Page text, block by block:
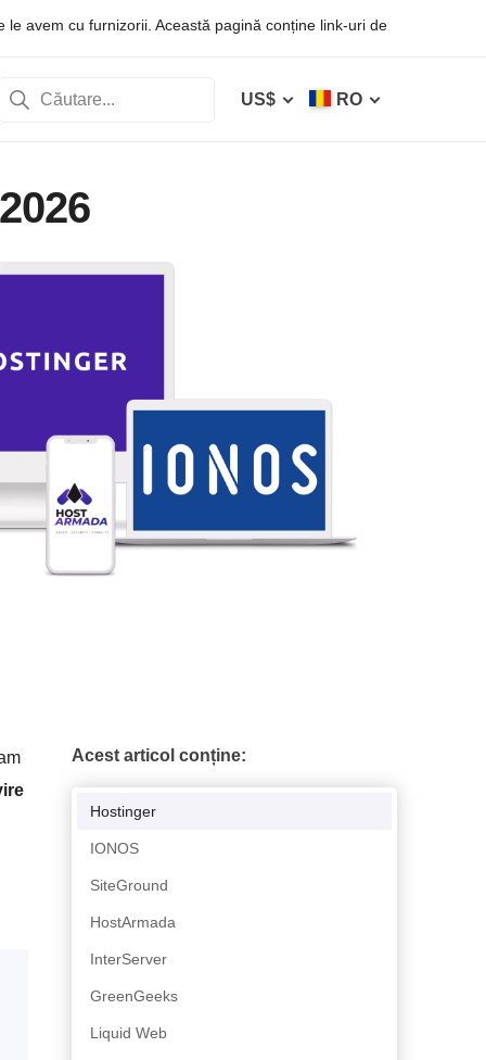
avem cu furnizorii. Această pagină conține link-uri de
US$ RO
Acest articol conține:
Hostinger
IONOS
SiteGround
HostArmada
InterServer
GreenGeeks
Liquid Web